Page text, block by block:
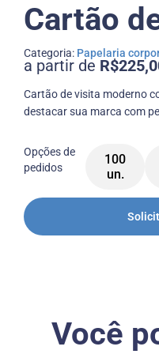
Cartão
Categoria: Papelaria
a partir de
Cartão de visita moderno
destacar sua marca com
Opções de
pedidos
100
un.
Você